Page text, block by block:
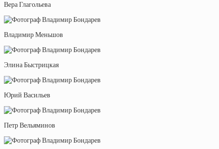
Вера Глагольева
Владимир Меньшов
Элина Быстрицкая
Юрий Васильев
Петр Вельяминов